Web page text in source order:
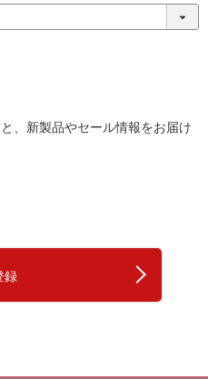
、新製品やセール情報をお届け
録